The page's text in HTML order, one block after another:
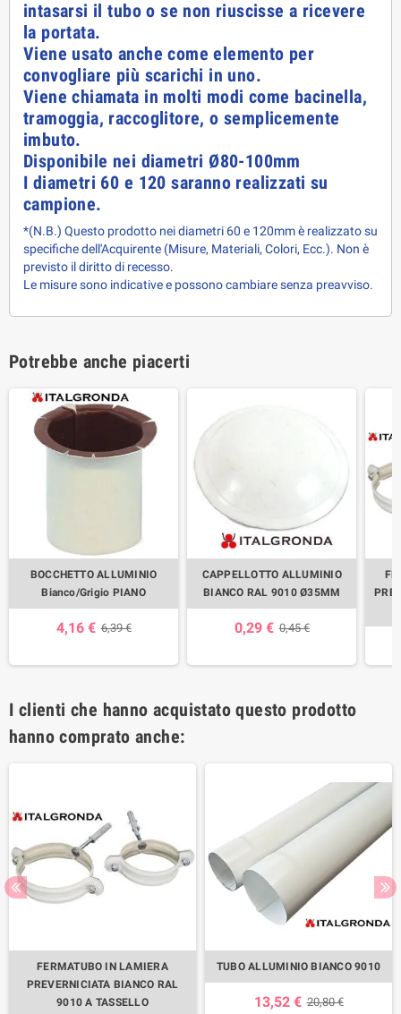
intasarsi il tubo o se non riuscisse a ricevere
la portata.
Viene usato anche come elemento per
convogliare più scarichi in uno.
Viene chiamata in molti modi come bacinella,
tramoggia, raccoglitore, o semplicemente
imbuto.
Disponibile nei diametri Ø80-100mm
I diametri 60 e 120 saranno realizzati su
campione.
*(N.B.) Questo prodotto nei diametri 60 e 120mm è realizzato su
specifiche dell'Acquirente (Misure, Materiali, Colori, Ecc.). Non è
previsto il diritto di recesso.
Le misure sono indicative e possono cambiare senza preavviso.
Potrebbe anche piacerti
BOCCHETTO ALLUMINIO
Bianco/Grigio PIANO
4,16 € 6,39 €
CAPPELLOTTO ALLUMINIO
BIANCO RAL 9010 Ø35MM
0,29 € 0,45 €
I clienti che hanno acquistato questo prodotto
hanno comprato anche:
FERMATUBO IN LAMIERA
PREVERNICIATA BIANCO RAL
9010 A TASSELLO
TUBO ALLUMINIO BIANCO 9010
13,52 € 20,80 €